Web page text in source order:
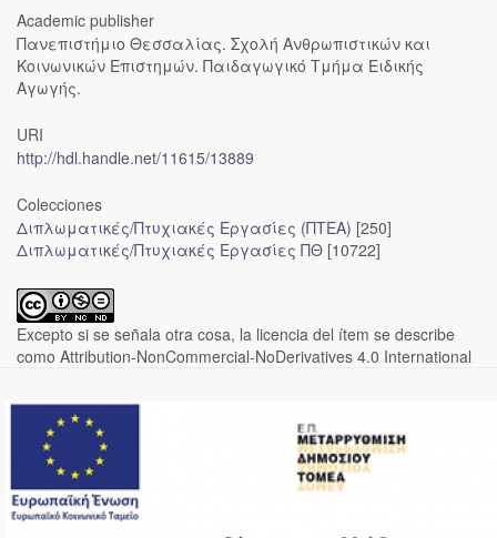
Academic publisher
Πανεπιστήμιο Θεσσαλίας. Σχολή Ανθρωπιστικών και
Κοινωνικών Επιστημών. Παιδαγωγικό Τμήμα Ειδικής
Αγωγής.
URI
http://hdl.handle.net/11615/13889
Colecciones
Διπλωματικές/Πτυχιακές Εργασίες (ΠΤΕΑ) [250]
Διπλωματικές/Πτυχιακές Εργασίες ΠΘ [10722]
Excepto si se señala otra cosa, la licencia del ítem se describe
como Attribution-NonCommercial-NoDerivatives 4.0 International